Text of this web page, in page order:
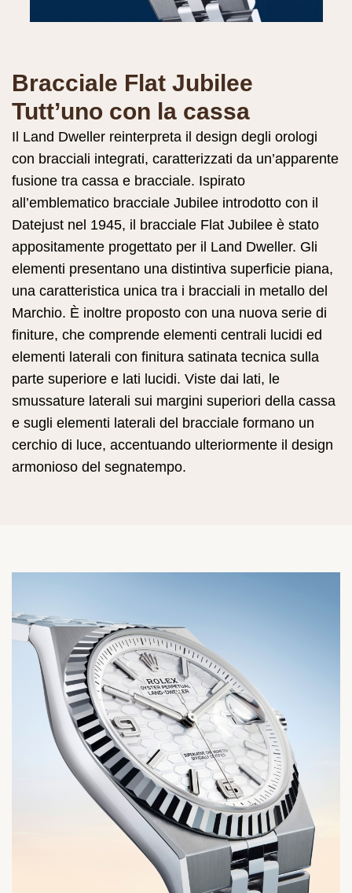
Bracciale Flat Jubilee
Tutt’uno con la cassa
Il Land Dweller reinterpreta il design degli orologi
con bracciali integrati, caratterizzati da un’apparente
fusione tra cassa e bracciale. Ispirato
all’emblematico bracciale Jubilee introdotto con il
Datejust nel 1945, il bracciale Flat Jubilee è stato
appositamente progettato per il Land Dweller. Gli
elementi presentano una distintiva superficie piana,
una caratteristica unica tra i bracciali in metallo del
Marchio. È inoltre proposto con una nuova serie di
finiture, che comprende elementi centrali lucidi ed
elementi laterali con finitura satinata tecnica sulla
parte superiore e lati lucidi. Viste dai lati, le
smussature laterali sui margini superiori della cassa
e sugli elementi laterali del bracciale formano un
cerchio di luce, accentuando ulteriormente il design
armonioso del segnatempo.